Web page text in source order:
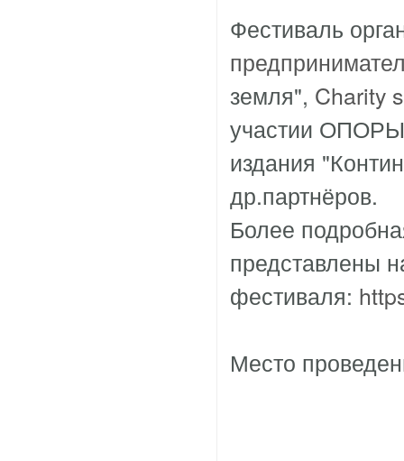
Фестиваль
земля", Charity
участии ОПОРЫ
издания
др.партнёров.
Более
представлены
фестиваля:
Место